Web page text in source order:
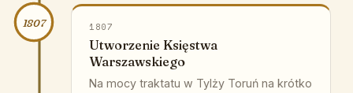
1807 1807
Utworzenie Księstwa
Warszawskiego
Na mocy traktatu w Tylży Toruń na krótko